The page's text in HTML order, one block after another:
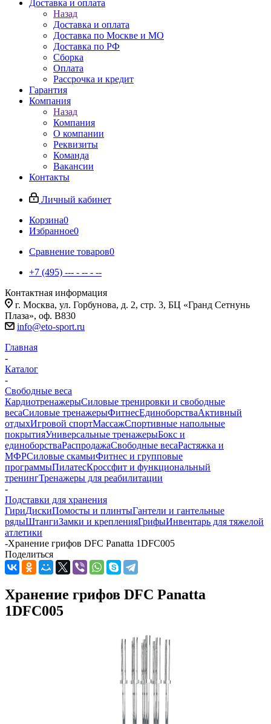
Доставка и оплата
Назад
Доставка и оплата
Доставка по Москве и МО
Доставка по РФ
Сборка
Оплата
Рассрочка и кредит
Гарантия
Компания
Назад
Компания
О компании
Реквизиты
Команда
Вакансии
Контакты
Личный кабинет
Корзина0
Избранное0
Сравнение товаров0
+7 (495) --- - -- - --
Контактная информация
г. Москва, ул. Горбунова, д. 2, стр. 3, БЦ «Гранд Сетнунь
Плаза», оф. В830
info@eto-sport.ru
Главная
-
Каталог
-
Свободные веса
КардиотренажерыСиловые тренировки и свободные
весаСиловые тренажерыФитнесЕдиноборстваАктивный
отдыхИгровой спортМассажСпортивные напольные
покрытияУниверсальные тренажерыБокс и
единоборстваРаспродажаСвободные весаРастяжка и
МФРСиловые скамьиФитнес и групповые
программыПилатесКроссфит и функциональный
тренингТренажеры для реабилитации
-
Подставки для хранения
ГириДискиПомосты и плинтыГантели и гантельные
рядыШтангиЗамки и крепленияГрифыИнвентарь для тяжелой
атлетики
-Хранение грифов DFC Panatta 1DFC005
Поделиться
Хранение грифов DFC Panatta
1DFC005